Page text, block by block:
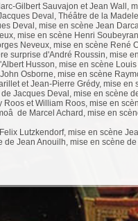
Gilbert Sauvajon et Jean Wall,
Deval, Théâtre de la
Deval, mise en scène Jean
mise en scène Henri
Neveux, mise en scène René
surprise d'André Roussin, mise
Husson, mise en scène
Osborne, mise en scène
et Jean-Pierre Grédy, mise
Jacques Deval, mise en scène
et William Roos, mise en
de Marcel Achard, mise en
Lutzkendorf, mise en scène
de Jean Anouilh, mise en scène